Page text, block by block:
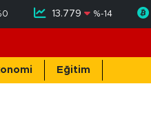
0 13.779 %-14
Eğitim